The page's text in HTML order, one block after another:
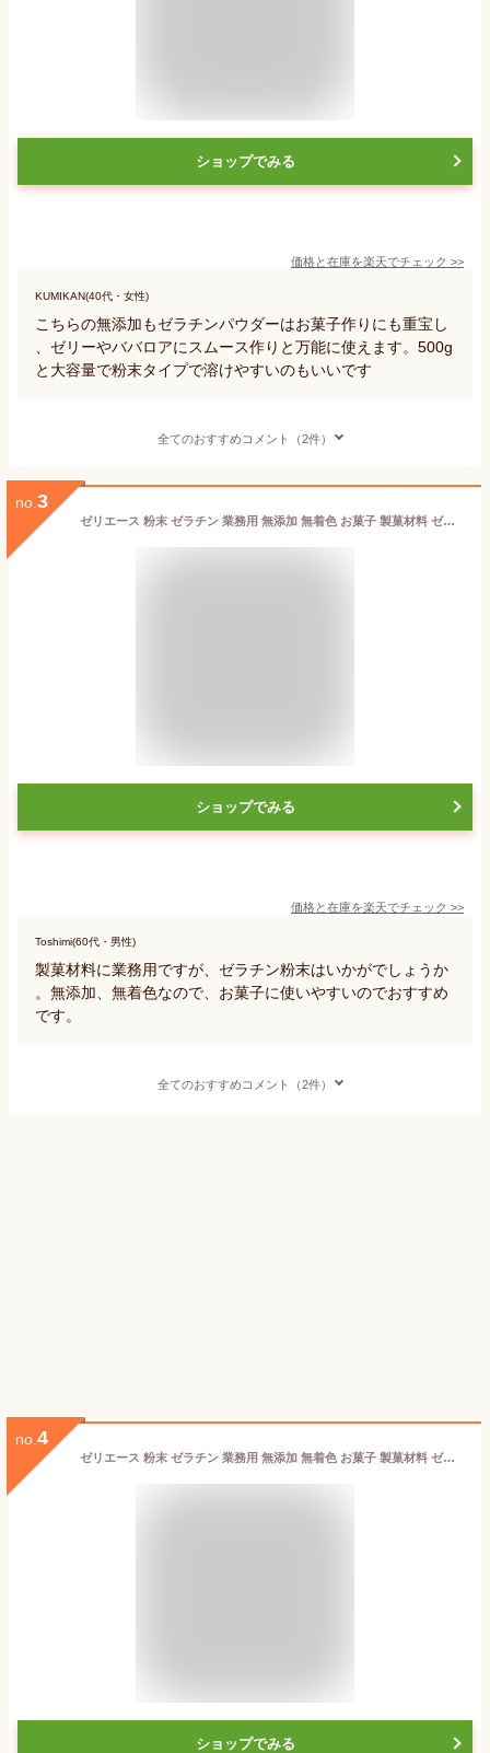
ショップでみる
価格と在庫を楽天でチェック >>
KUMIKAN(40代・女性)
こちらの無添加もゼラチンパウダーはお菓子作りにも重宝し
、ゼリーやババロアにスムース作りと万能に使えます。500g
と大容量で粉末タイプで溶けやすいのもいいです
全てのおすすめコメント（2件）
no. 3
ゼリエース 粉末 ゼラチン 業務用 無添加 無着色 お菓子 製菓材料 ゼリー ババロア ムース プリン 冷菓 おやつ 料理 〔ゼラチンパウダー紺 450g〕
ショップでみる
価格と在庫を楽天でチェック >>
Toshimi(60代・男性)
製菓材料に業務用ですが、ゼラチン粉末はいかがでしょうか
。無添加、無着色なので、お菓子に使いやすいのでおすすめ
です。
全てのおすすめコメント（2件）
no. 4
ゼリエース 粉末 ゼラチン 業務用 無添加 無着色 お菓子 製菓材料 ゼリー ババロア ムース プリン 冷菓 おやつ 料理 〔ゼラチンパウダー 紺 1kg〕
ショップでみる